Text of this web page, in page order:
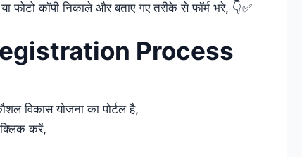
फोटो कॉपी निकाले और बताए गए तरीके से फॉर्म भरे, 👇✅
Process
योजना का पोर्टल है,
क्लिक करें,